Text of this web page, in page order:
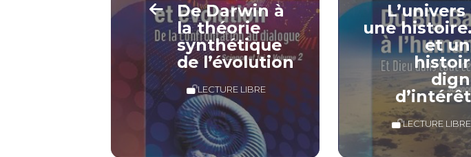
De Darwin à
la théorie
synthétique
de l’évolution
LECTURE LIBRE
L’univers
une
et
LECTURE LIBRE